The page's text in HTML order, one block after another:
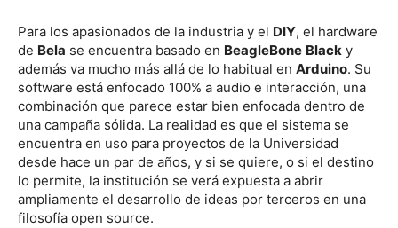
Para los apasionados de la industria y el DIY, el hardware
de Bela se encuentra basado en BeagleBone Black y
además va mucho más allá de lo habitual en Arduino. Su
software está enfocado 100% a audio e interacción, una
combinación que parece estar bien enfocada dentro de
una campaña sólida. La realidad es que el sistema se
encuentra en uso para proyectos de la Universidad
desde hace un par de años, y si se quiere, o si el destino
lo permite, la institución se verá expuesta a abrir
ampliamente el desarrollo de ideas por terceros en una
filosofía open source.